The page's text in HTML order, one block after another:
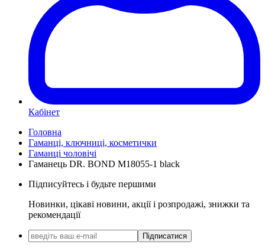
Кабінет
Головна
Гаманці, ключниці, косметички
Гаманці чоловічі
Гаманець DR. BOND M18055-1 black
Підписуйтесь і будьте першими
Новинки, цікаві новини, акції і розпродажі, знижки та
рекомендації
Підписатися